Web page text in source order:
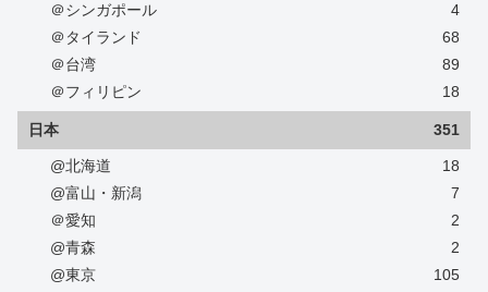
＠シンガポール
4
＠タイランド
68
＠台湾
89
＠フィリピン
18
日本 351
@北海道
18
@富山・新潟
7
＠愛知
2
@青森
2
@東京
105